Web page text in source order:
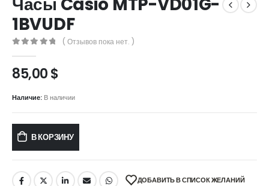
Часы Casio MTP-VD01G-
1BVUDF
( Отзывов пока нет. )
85,00$
Наличие: В наличии
В КОРЗИНУ
ДОБАВИТЬ В СПИСОК ЖЕЛАНИЙ